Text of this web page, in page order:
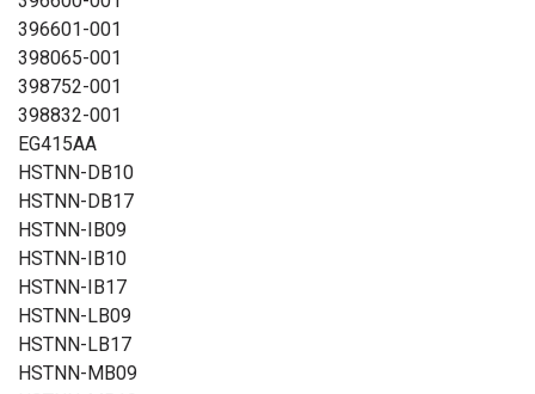
396601-001
398065-001
398752-001
398832-001
EG415AA
HSTNN-DB10
HSTNN-DB17
HSTNN-IB09
HSTNN-IB10
HSTNN-IB17
HSTNN-LB09
HSTNN-LB17
HSTNN-MB09